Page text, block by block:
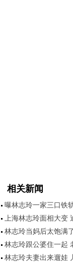
相关新闻
曝林志玲一家三口铁
上海林志玲面相大变
林志玲当妈后太饱满
林志玲跟公婆住一起
林志玲夫妻出来遛娃